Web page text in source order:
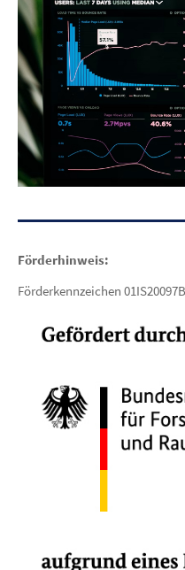
Förderhinweis:
Förderkennzeichen